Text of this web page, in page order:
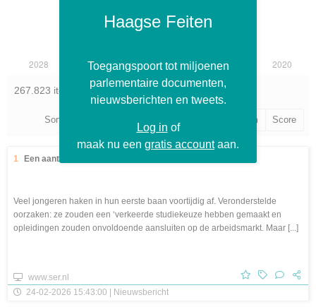
Haagse Feiten
Toegangspoort tot miljoenen
parlementaire documenten,
nieuwsberichten en tweets.
Log in of
maak nu een gratis accountaan.
267.823 items gevonden
Sorteer op: Gebeurtenisdatum Score
1 Een aantrekkelijk beroep, dát willen studenten
Veel jongeren haken in hun eerste baan voortijdig af. Veronderstelde
oorzaken: ze zouden een ‘verkeerde studiekeuze hebben gemaakt en
opleidingen zouden onvoldoende aansluiten op de arbeidsmarkt. Maar [...]
www.ser.nl
24-02-2026 15:43:00 | Nieuwsbericht